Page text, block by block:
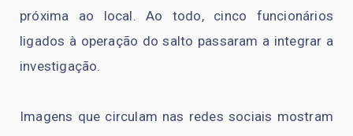
próxima ao local. Ao todo, cinco funcionários
ligados à operação do salto passaram a integrar a
investigação.
Imagens que circulam nas redes sociais mostram